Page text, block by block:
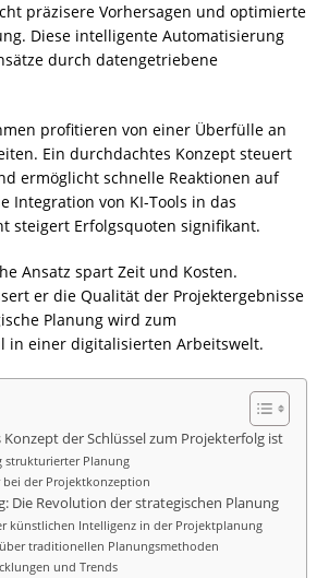
präzisere Vorhersagen und optimierte
Diese intelligente Automatisierung
durch datengetriebene
profitieren von einer Überfülle an
Ein durchdachtes Konzept steuert
ermöglicht schnelle Reaktionen auf
Integration von KI-Tools in das
steigert Erfolgsquoten signifikant.
Ansatz spart Zeit und Kosten.
er die Qualität der Projektergebnisse
Planung wird zum
in einer digitalisierten Arbeitswelt.
der Schlüssel zum Projekterfolg ist
strukturierter Planung
bei der Projektkonzeption
Die Revolution der strategischen Planung
künstlichen Intelligenz in der Projektplanung
traditionellen Planungsmethoden
und Trends